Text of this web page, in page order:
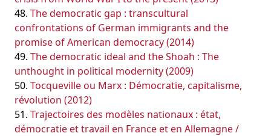
The democratic gap : transcultural
confrontations of German immigrants and the
promise of American democracy (2014)
The democratic ideal and the Shoah : The
unthought in political modernity (2009)
Tocqueville ou Marx : Démocratie, capitalisme,
révolution (2012)
Trajectoires des modèles nationaux : état,
démocratie et travail en France et en Allemagne /